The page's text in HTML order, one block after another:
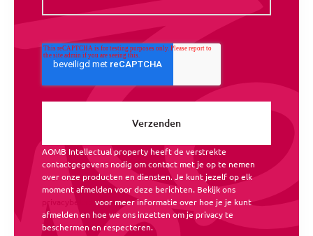
AOMB Intellectual property heeft de verstrekte
contactgegevens nodig om contact met je op te nemen
over onze producten en diensten. Je kunt jezelf op elk
moment afmelden voor deze berichten. Bekijk ons
voor meer informatie over hoe je je kunt
afmelden en hoe we ons inzetten om je privacy te
beschermen en respecteren.